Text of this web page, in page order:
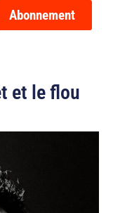
Abonnement
et le flou